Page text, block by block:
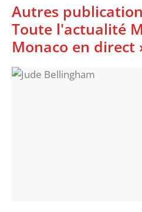
Autres
Toute l'actualité
Monaco en direct